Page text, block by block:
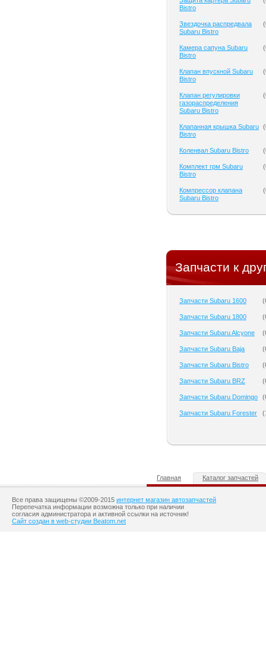
Bistro
Звездочка распредвала
Subaru Bistro
(
Камера сапуна Subaru
Bistro
(
Клапан впускной Subaru
Bistro
(
Клапан регулировки
газораспределения
Subaru Bistro
(
Клапанная крышка Subaru
Bistro
(
Коленвал Subaru Bistro (
Комплект грм Subaru
Bistro
(
Компрессор клапана
Subaru Bistro
(
Запчасти к
Запчасти Subaru 1600 (
Запчасти Subaru 1800 (
Запчасти Subaru Alcyone (
Запчасти Subaru Baja (
Запчасти Subaru Bistro (
Запчасти Subaru BRZ (
Запчасти Subaru Domingo (
Запчасти Subaru Forester (
Главная Каталог запчастей
Все права защищены ©2009-2015 интернет магазин автозапчастей
Перепечатка информации возможна только при наличии
согласия администратора и активной ссылки на источник!
Сайт создан в web-студии Beatom.net